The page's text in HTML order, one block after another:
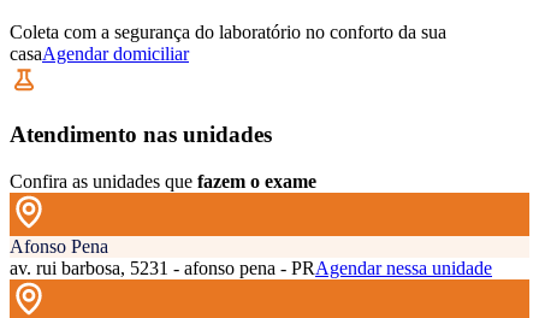
Coleta com a segurança do laboratório no conforto da sua
casaAgendar domiciliar
Atendimento nas unidades
Confira as unidades que fazem o exame
Afonso Pena
av. rui barbosa, 5231 - afonso pena - PRAgendar nessa unidade